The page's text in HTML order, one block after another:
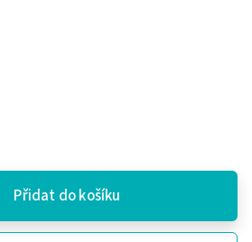
Přidat do košíku